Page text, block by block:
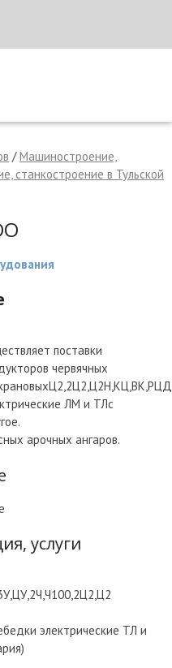
портал
/Машиностроение,
станкостроение в Тульской
поставки
червячных
ЛМ и ТЛс
арочных ангаров.
услуги
электрические ТЛ и